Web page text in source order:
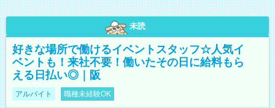
未読
好きな場所で働けるイベントスタッフ☆人気イ
ベントも！来社不要！働いたその日に給料もら
える日払い◎｜阪
アルバイト 職種未経験OK